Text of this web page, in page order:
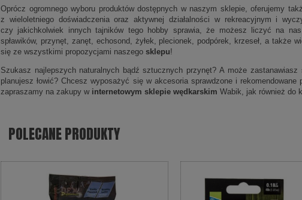
Oprócz ogromnego wyboru produktów dostępnych w naszym sklepie, oferujemy
z wieloletniego doświadczenia oraz aktywnej działalności w rekreacyjnym i
czy jakichkolwiek innych tajników tego hobby sprawia, że możesz liczyć na
spławików, przynęt, zanęt, echosond, żyłek, plecionek, podpórek, krzeseł, a także
się ze wszystkimi propozycjami naszego sklepu!
Szukasz najlepszych naturalnych bądź sztucznych przynęt? A może
planujesz łowić? Chcesz wyposażyć się w akcesoria sprawdzone i
zapraszamy na zakupy w internetowym sklepie wędkarskim Wabik, jak również do
POLECANE PRODUKTY